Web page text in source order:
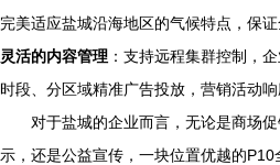
完美适应盐城沿海地区的气候特点，保证
灵活的内容管理 ：支持远程集群控制，
时段、分区域精准广告投放，营销活动响
对于盐城的企业而言，无论是商场
示，还是公益宣传，一块位置优越的